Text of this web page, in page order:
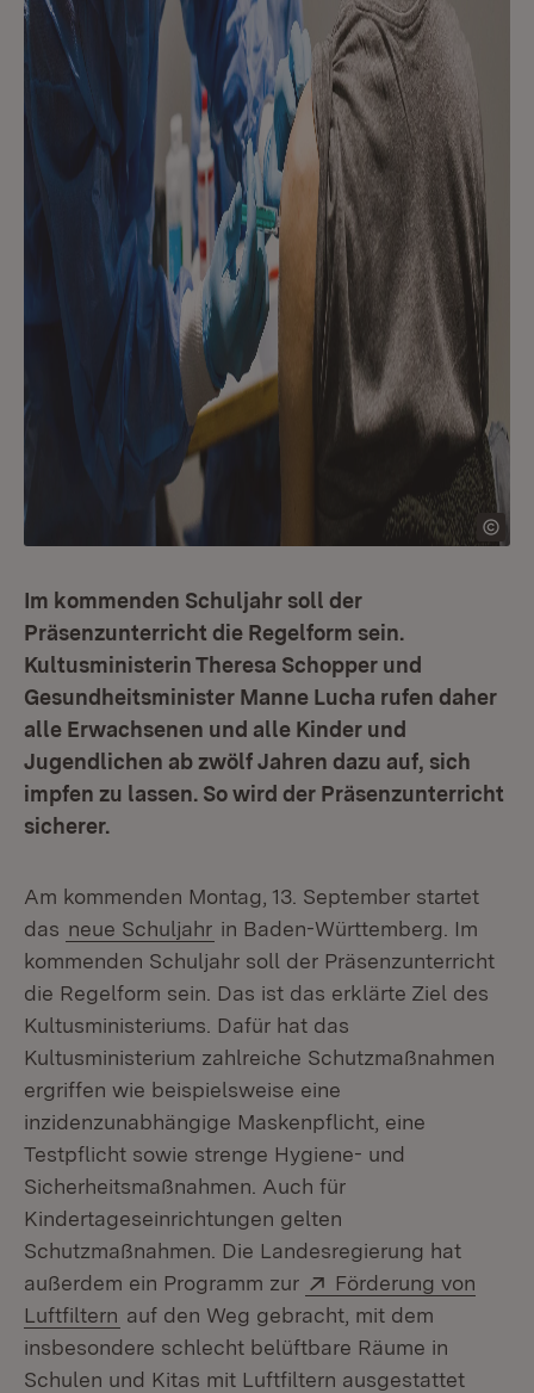
Im kommenden Schuljahr soll der
Präsenzunterricht die Regelform sein.
Kultusministerin Theresa Schopper und
Gesundheitsminister Manne Lucha rufen daher
alle Erwachsenen und alle Kinder und
Jugendlichen ab zwölf Jahren dazu auf, sich
impfen zu lassen. So wird der Präsenzunterricht
sicherer.
Am kommenden Montag, 13. September startet
das neue Schuljahr in Baden-Württemberg. Im
kommenden Schuljahr soll der Präsenzunterricht
die Regelform sein. Das ist das erklärte Ziel des
Kultusministeriums. Dafür hat das
Kultusministerium zahlreiche Schutzmaßnahmen
ergriffen wie beispielsweise eine
inzidenzunabhängige Maskenpflicht, eine
Testpflicht sowie strenge Hygiene- und
Sicherheitsmaßnahmen. Auch für
Kindertageseinrichtungen gelten
Schutzmaßnahmen. Die Landesregierung hat
außerdem ein Programm zur
Extern:
Förderung von
Luftfiltern (Öffnet in neuem Fenster)
auf den Weg gebracht, mit dem
insbesondere schlecht belüftbare Räume in
Schulen und Kitas mit Luftfiltern ausgestattet